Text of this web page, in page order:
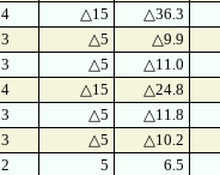
4 △15 △36.3
3 △5 △9.9
3 △5 △11.0
4 △15 △24.8
3 △5 △11.8
3 △5 △10.2
2 5 6.5